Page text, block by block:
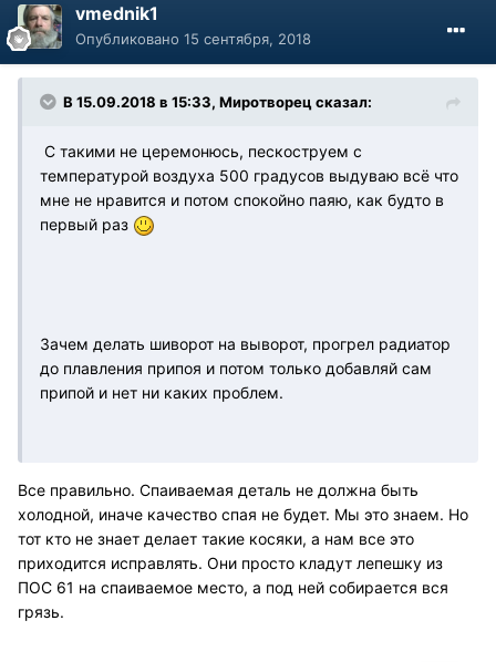
vmednik1
Опубликовано 15 сентября, 2018
В 15.09.2018 в 15:33, Миротворец сказал:
С такими не церемонюсь, пескоструем с
температурой воздуха 500 градусов выдуваю всё что
мне не нравится и потом спокойно паяю, как будто в
первый раз
Зачем делать шиворот на выворот, прогрел радиатор
до плавления припоя и потом только добавляй сам
припой и нет ни каких проблем.
Все правильно. Спаиваемая деталь не должна быть
холодной, иначе качество спая не будет. Мы это знаем. Но
тот кто не знает делает такие косяки, а нам все это
приходится исправлять. Они просто кладут лепешку из
ПОС 61 на спаиваемое место, а под ней собирается вся
грязь.